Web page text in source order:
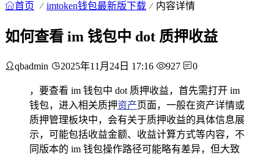
首页 imtoken钱包最新版下载 内容详情
如何查看 im 钱包中 dot 质押收益
qbadmin 2025年11月24日 17:16 927 0
，要查看 im 钱包中 dot 质押收益，首先需打开 im
钱包，进入相关质押资产页面，一般在资产详情或
质押管理板块中，会有关于质押收益的具体信息展
示，可能包括收益金额、收益计算方式等内容，不
同版本的 im 钱包操作路径可能略有差异，但大致